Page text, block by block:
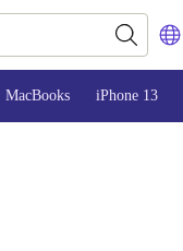
MacBooks iPhone 13